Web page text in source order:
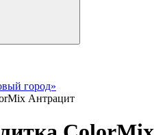
город»
Антрацит